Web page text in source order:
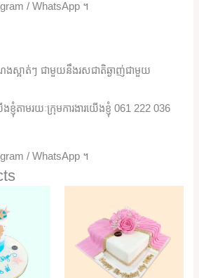
/ WhatsApp ។
ងស្អាត់ៗ ជាមួយនឹងរសជាតិឆ្ងាញ់ជាមួយ
ញុំតាមរយៈក្រុមការងារយើងខ្ញុំ 061 222 036
/ WhatsApp ។